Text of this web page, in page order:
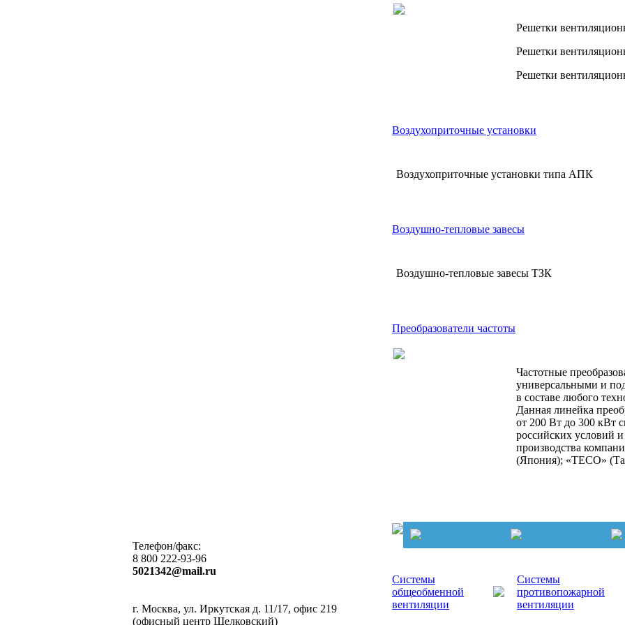
Решетки
Решетки
Решетки
Воздухоприточные установки
Воздухоприточные установки типа АПК
Воздушно-тепловые завесы
Воздушно-тепловые завесы ТЗК
Преобразователи частоты
Частотные
универсальными и
в составе любого
Данная линейка
от 200 Вт до 300 кВт
российских условий
производства
(Япония); «TECO»
Телефон/факс:
8 800 222-93-96
5021342@mail.ru
г. Москва, ул. Иркутская д. 11/17, офис 219
(офисный центр Щелковский)
Системы
общеобменной
вентиляции
Системы
противопожарной
вентиляции